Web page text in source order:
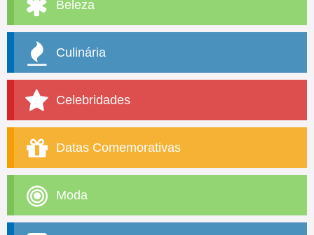
Beleza
Culinária
Celebridades
Datas Comemorativas
Moda